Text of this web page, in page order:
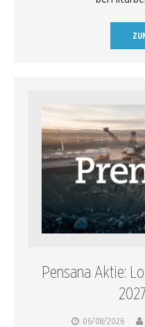
Pensana Aktie:
06/08/2026